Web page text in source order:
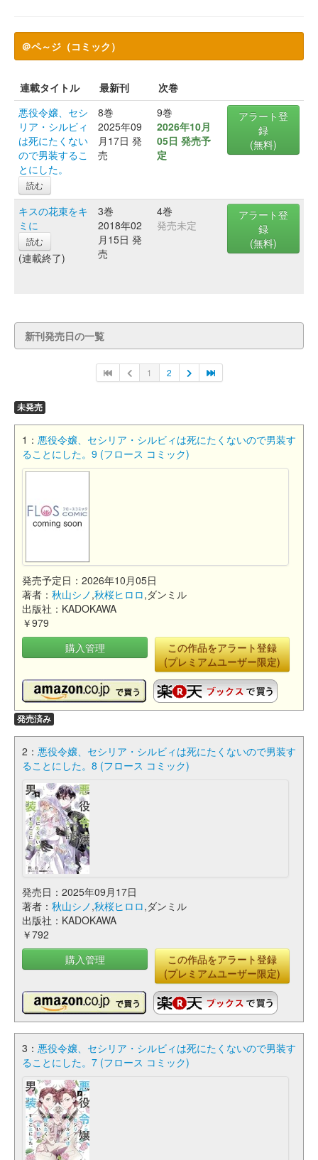
＠ペ～ジ（コミック）
連載タイトル 最新刊
次巻
悪役令嬢、セシ
リア・シルビィ
は死にたくない
ので男装するこ
とにした。
読む
8巻
2025年09
月17日 発
売
9巻
2026年10月
05日 発売予
定
アラート登
録
(無料)
キスの花束をキ
ミに
読む
(連載終了)
3巻
2018年02
月15日 発
売
4巻
発売未定
アラート登
録
(無料)
新刊発売日の一覧
1 2
未発売
1： 悪役令嬢、セシリア・シルビィは死にたくないので男装す
ることにした。9 (フロース コミック)
発売予定日：2026年10月05日
著者： 秋山シノ ,秋桜ヒロロ,ダンミル
出版社：KADOKAWA
￥979
購入管理
この作品をアラート登録
(プレミアムユーザー限定)
発売済み
2： 悪役令嬢、セシリア・シルビィは死にたくないので男装す
ることにした。8 (フロース コミック)
発売日：2025年09月17日
著者： 秋山シノ ,秋桜ヒロロ,ダンミル
出版社：KADOKAWA
￥792
購入管理
この作品をアラート登録
(プレミアムユーザー限定)
3： 悪役令嬢、セシリア・シルビィは死にたくないので男装す
ることにした。7 (フロース コミック)